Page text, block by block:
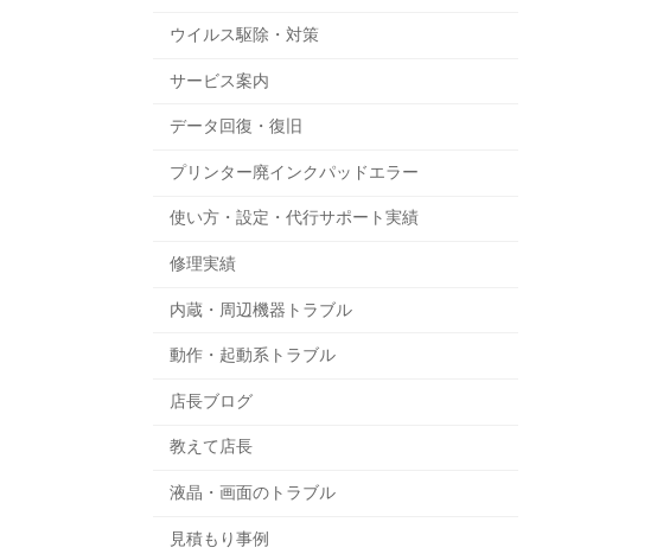
ウイルス駆除・対策
サービス案内
データ回復・復旧
プリンター廃インクパッドエラー
使い方・設定・代行サポート実績
修理実績
内蔵・周辺機器トラブル
動作・起動系トラブル
店長ブログ
教えて店長
液晶・画面のトラブル
見積もり事例